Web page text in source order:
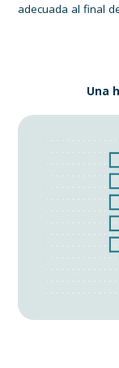
adecuada al final
Una